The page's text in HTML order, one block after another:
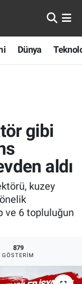
Dünya
gibi
aldı
kuzey
ve 6 topluluğun
879
GÖSTERIM